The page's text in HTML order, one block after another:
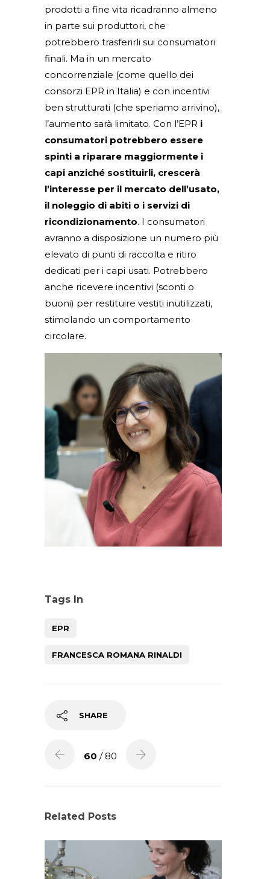
prodotti a fine vita ricadranno almeno
in parte sui produttori, che
potrebbero trasferirli sui consumatori
finali. Ma in un mercato
concorrenziale (come quello dei
consorzi EPR in Italia) e con incentivi
ben strutturati (che speriamo arrivino),
l’aumento sarà limitato. Con l’EPR i
consumatori potrebbero essere
spinti a riparare maggiormente i
capi anziché sostituirli, crescerà
l’interesse per il mercato dell’usato,
il noleggio di abiti o i servizi di
ricondizionamento. I consumatori
avranno a disposizione un numero più
elevato di punti di raccolta e ritiro
dedicati per i capi usati. Potrebbero
anche ricevere incentivi (sconti o
buoni) per restituire vestiti inutilizzati,
stimolando un comportamento
circolare.
Tags In
EPR
FRANCESCA ROMANA RINALDI
SHARE
60 / 80
Related Posts